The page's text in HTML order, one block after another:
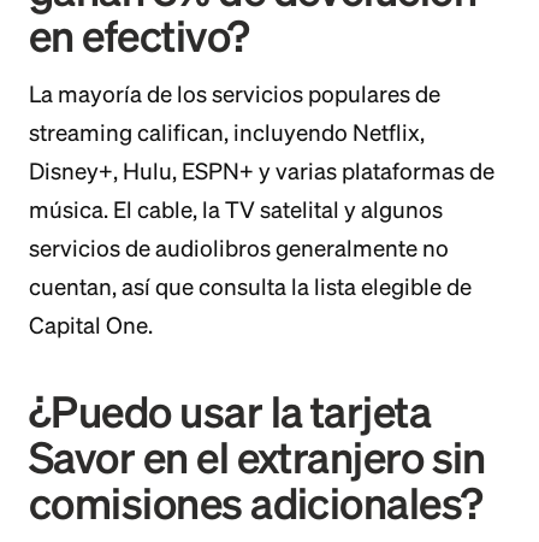
en efectivo?
La mayoría de los servicios populares de
streaming califican, incluyendo Netflix,
Disney+, Hulu, ESPN+ y varias plataformas de
música. El cable, la TV satelital y algunos
servicios de audiolibros generalmente no
cuentan, así que consulta la lista elegible de
Capital One.
¿Puedo usar la tarjeta
Savor en el extranjero sin
comisiones adicionales?